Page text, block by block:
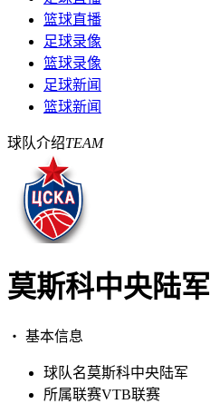
篮球直播
足球录像
篮球录像
足球新闻
篮球新闻
球队介绍TEAM
莫斯科中央陆军
・ 基本信息
球队名莫斯科中央陆军
所属联赛VTB联赛